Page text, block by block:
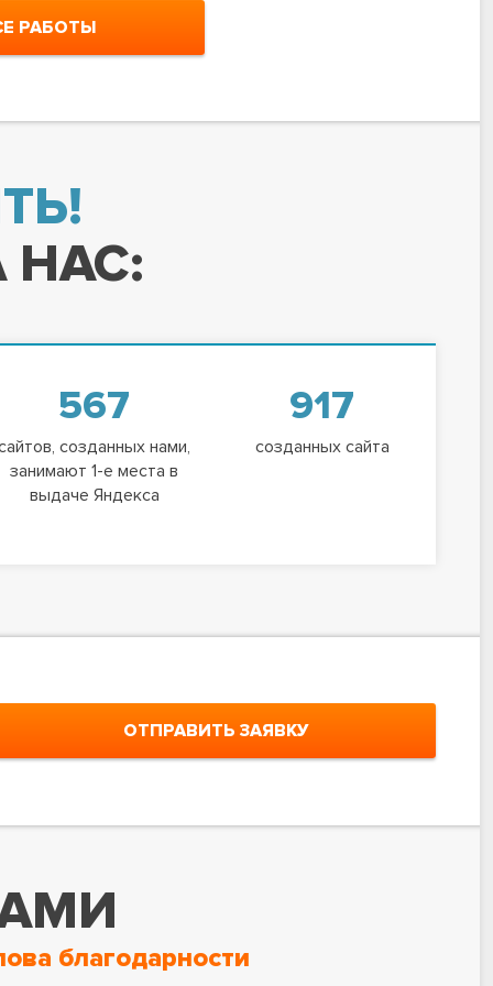
РАБОТЫ
НАС:
567
созданных нами,
занимают 1-е места в
выдаче Яндекса
917
созданных сайта
ОТПРАВИТЬ ЗАЯВКУ
благодарности